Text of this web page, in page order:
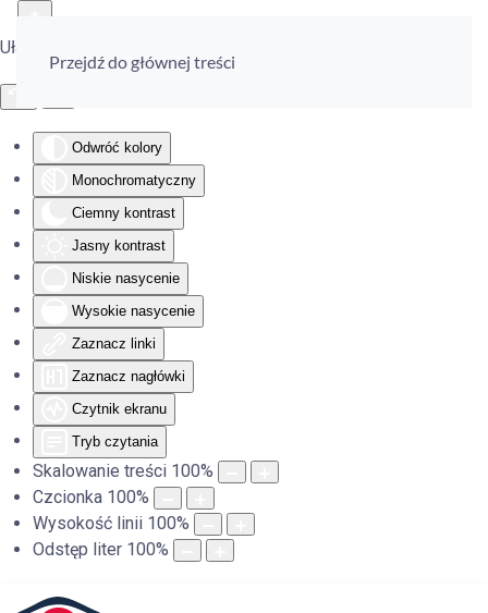
Ułatwienia dostępu
Odwróć kolory
Monochromatyczny
Ciemny kontrast
Jasny kontrast
Niskie nasycenie
Wysokie nasycenie
Zaznacz linki
Zaznacz nagłówki
Czytnik ekranu
Tryb czytania
Skalowanie treści 100%
Czcionka 100%
Wysokość linii 100%
Odstęp liter 100%
Przejdź do głównej treści